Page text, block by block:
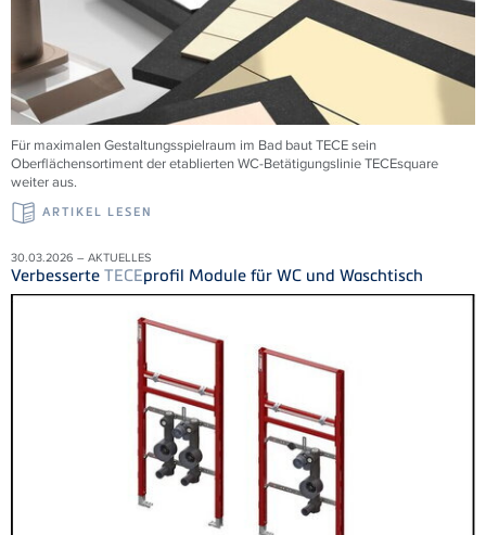
Für maximalen Gestaltungsspielraum im Bad baut TECE sein
Oberflächensortiment der etablierten WC-Betätigungslinie TECEsquare
weiter aus.
ARTIKEL LESEN
30.03.2026 – AKTUELLES
Verbesserte TECEprofil Module für WC und Waschtisch